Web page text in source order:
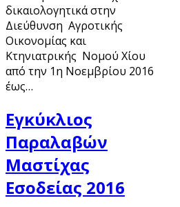
δικαιολογητικά στην
Διεύθυνση Αγροτικής
Οικονομίας και
Κτηνιατρικής Νομού Χίου
από την 1η Νοεμβρίου 2016
έως…
Εγκύκλιος
Παραλαβών
Μαστίχας
Εσοδείας 2016